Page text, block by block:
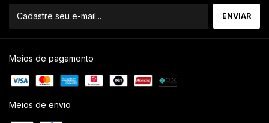
Meios de pagamento
Meios de envio